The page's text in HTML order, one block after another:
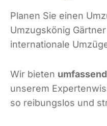
Planen Sie einen
Umzugskönig
internationale
Wir bieten
unserem
so reibungslos und